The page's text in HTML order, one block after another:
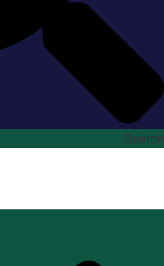
Search